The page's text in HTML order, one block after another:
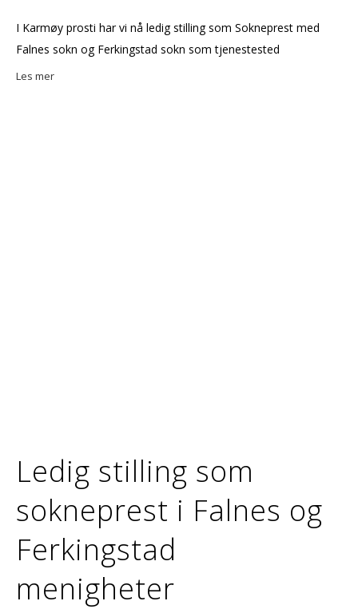
I Karmøy prosti har vi nå ledig stilling som Sokneprest med
Falnes sokn og Ferkingstad sokn som tjenestested
Les mer
Ledig stilling som
sokneprest i Falnes og
Ferkingstad
menigheter